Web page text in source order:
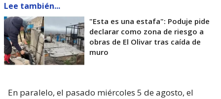
En paralelo, el pasado miércoles 5 de agosto, el
Segundo Juzgado Civil de Valparaíso ratificó al
constructor civil, Jaime Berríos Pozas, como
encargado de realizar los peritajes en el marco de la
San Sebastián.